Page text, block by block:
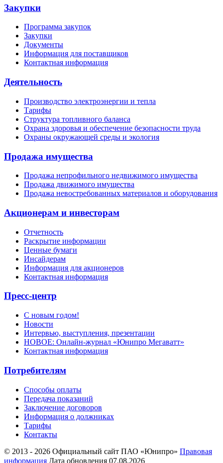
Закупки
Программа закупок
Закупки
Документы
Информация для поставщиков
Контактная информация
Деятельность
Производство электроэнергии и тепла
Тарифы
Структура топливного баланса
Охрана здоровья и обеспечение безопасности труда
Охраны окружающей среды и экология
Продажа имущества
Продажа непрофильного недвижимого имущества
Продажа движимого имущества
Продажа невостребованных материалов и оборудования
Акционерам и инвесторам
Отчетность
Раскрытие информации
Ценные бумаги
Инсайдерам
Информация для акционеров
Контактная информация
Пресс-центр
С новым годом!
Новости
Интервью, выступления, презентации
НОВОЕ: Онлайн-журнал «Юнипро Мегаватт»
Контактная информация
Потребителям
Способы оплаты
Передача показаний
Заключение договоров
Информация о должниках
Тарифы
Контакты
© 2013 - 2026 Официальный сайт ПАО «Юнипро» Правовая
информация Дата обновления 07.08.2026